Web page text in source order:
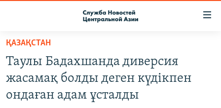
Вернуться
основному
содержанию
ПОДПИСКА
ҚАЗАҚСТАН
Таулы Бадахшанда диверсия
жасамақ болды деген күдікпен
ондаған адам ұсталды